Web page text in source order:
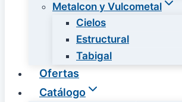
Metalcon y Vulcometal
Cielos
Estructural
Tabigal
Ofertas
Catálogo